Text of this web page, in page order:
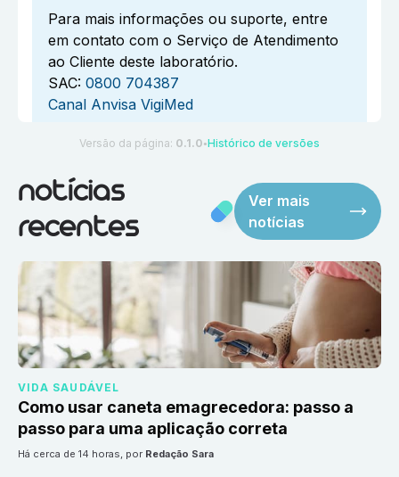
Para mais informações ou suporte, entre
em contato com o Serviço de Atendimento
ao Cliente deste laboratório.
SAC: 0800 704387
Canal Anvisa VigiMed
Versão da página: 0.1.0 ●Histórico de versões
notícias
recentes
Ver mais
notícias
VIDA SAUDÁVEL
Como usar caneta emagrecedora: passo a
passo para uma aplicação correta
há cerca de 14 horas, por Redação Sara